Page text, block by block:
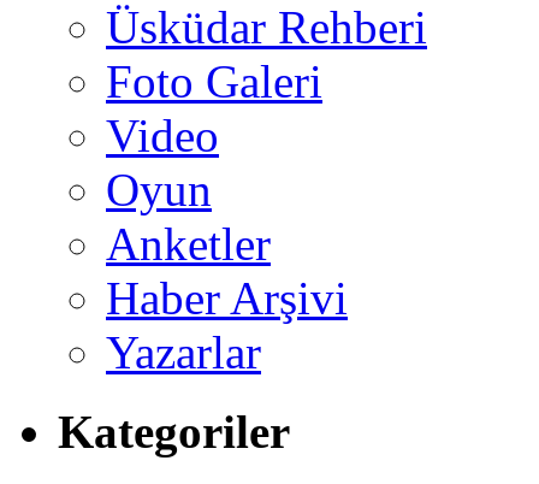
Üsküdar Rehberi
Foto Galeri
Video
Oyun
Anketler
Haber Arşivi
Yazarlar
Kategoriler